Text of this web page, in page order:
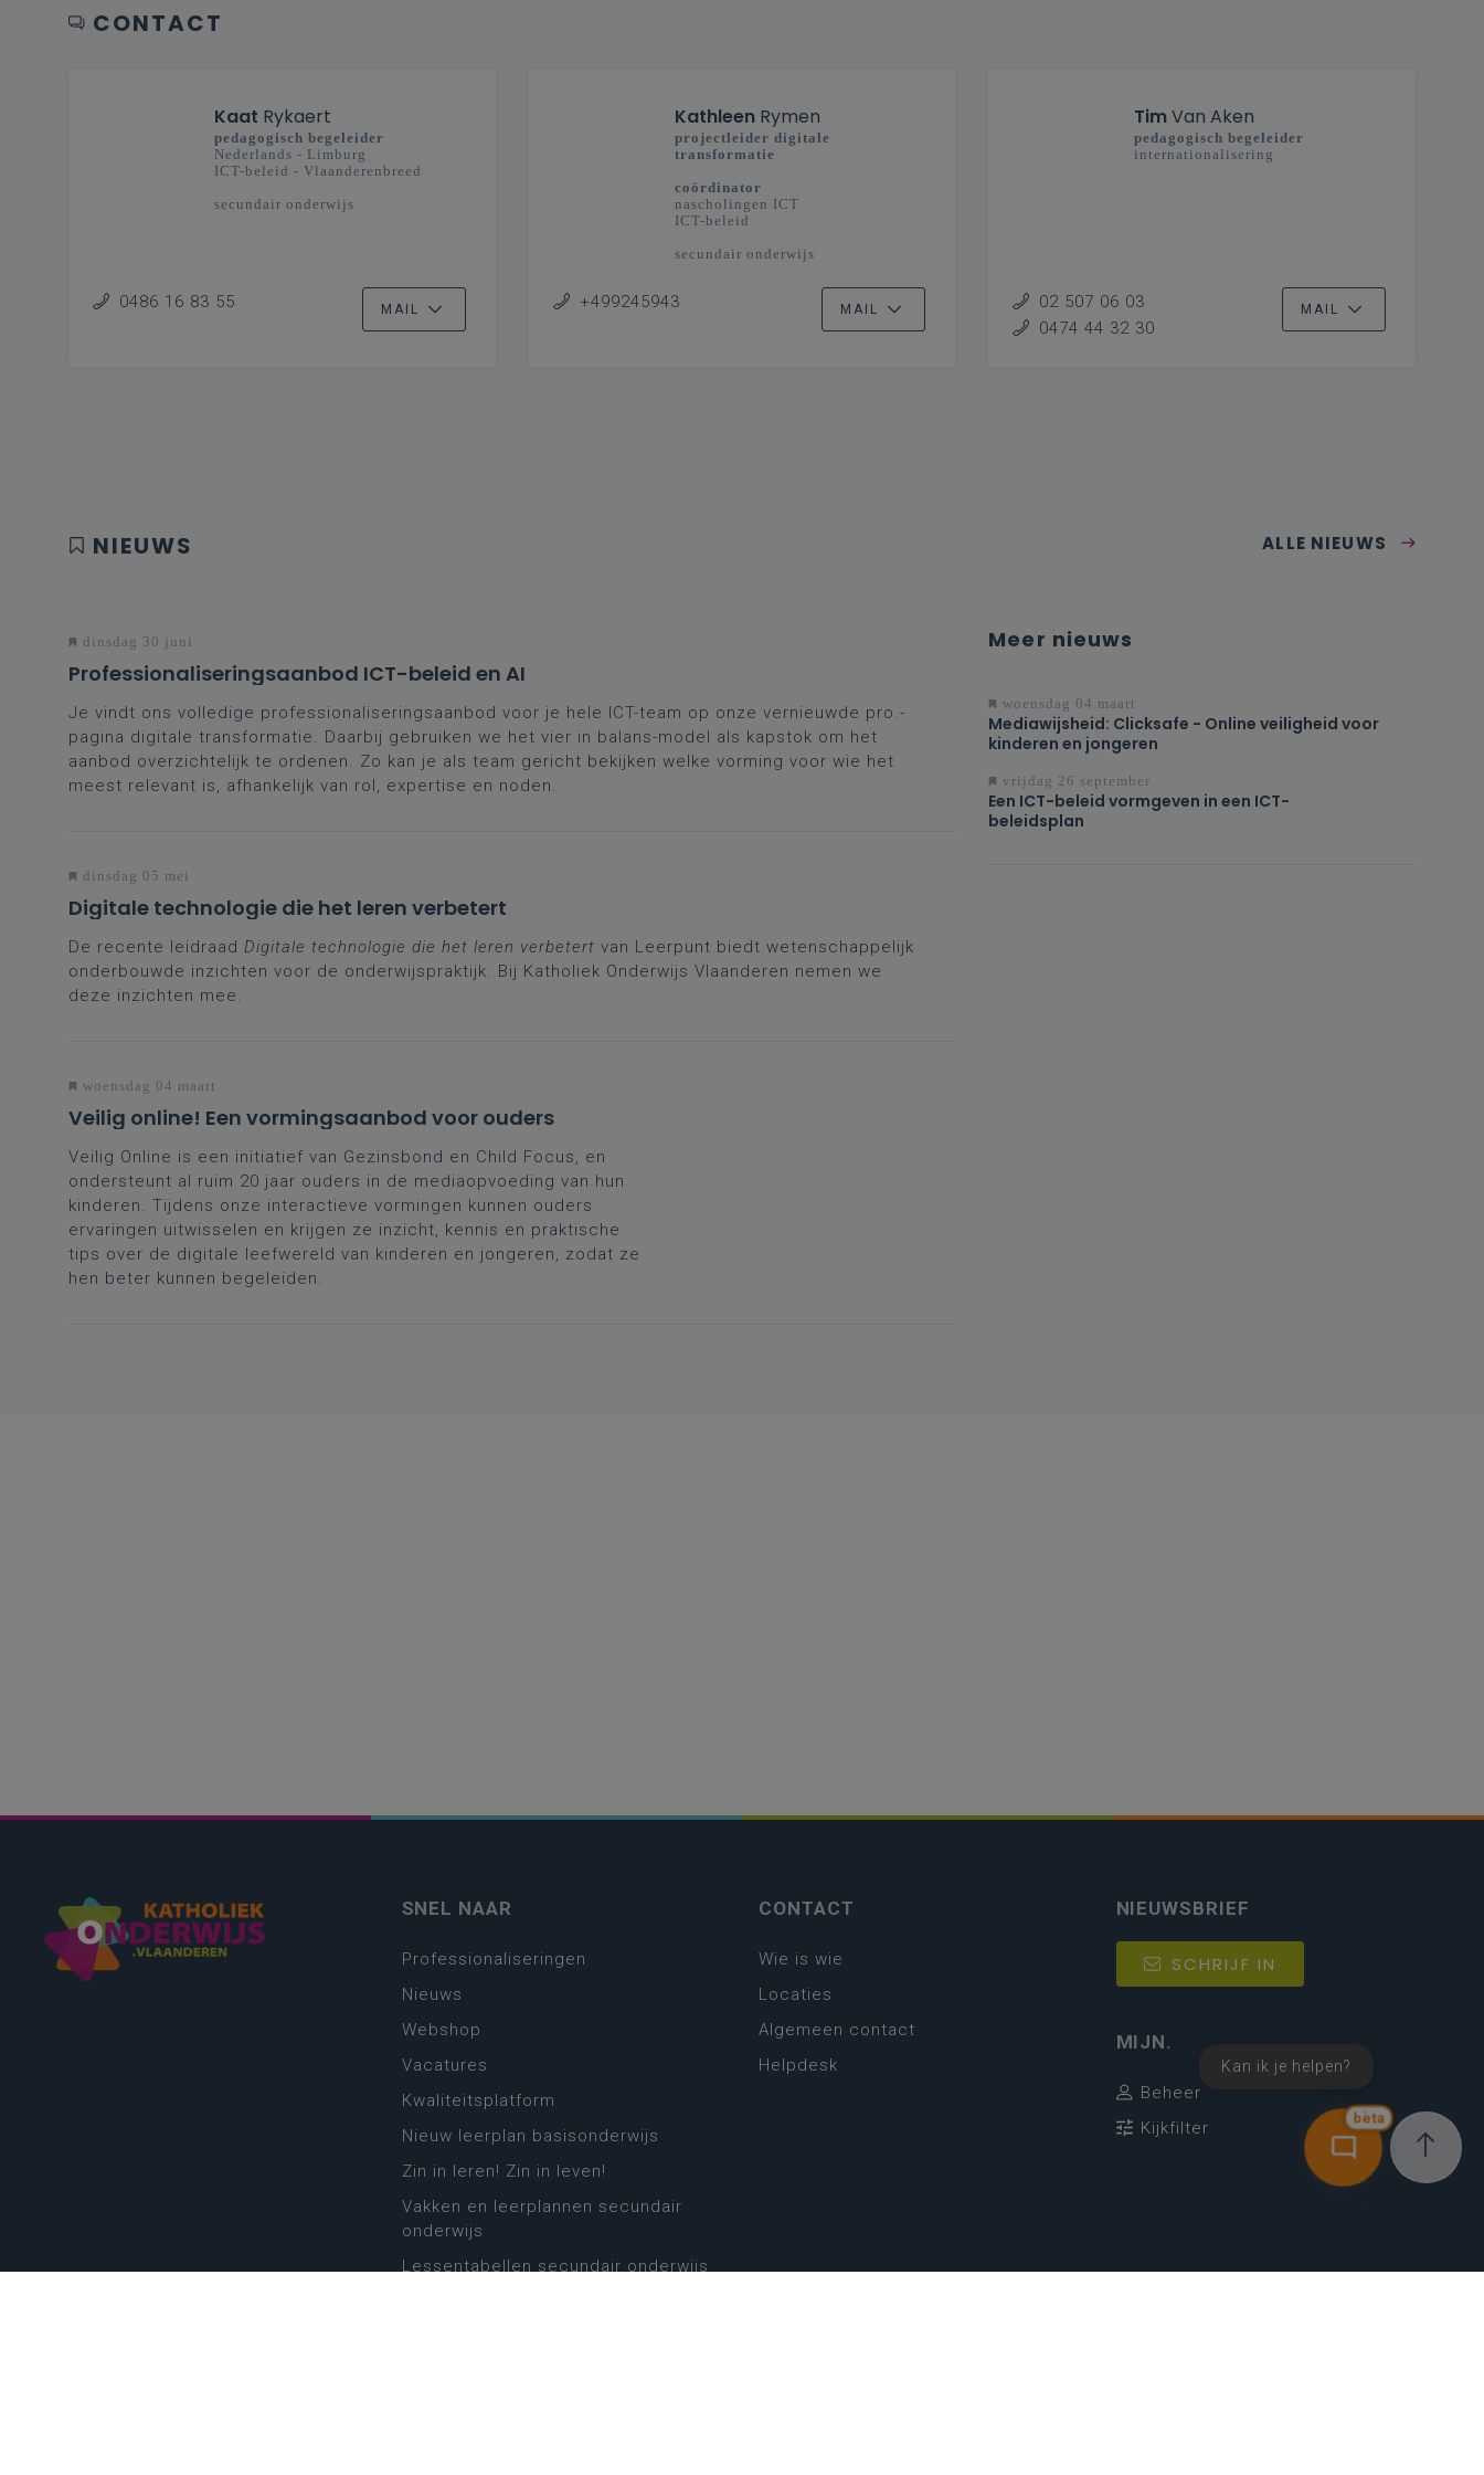
CONTACT
Kaat Rykaert
pedagogisch begeleider
Nederlands - Limburg
ICT-beleid - Vlaanderenbreed
secundair onderwijs
0486 16 83 55 MAIL
KathleenRymen
projectleider digitale
transformatie
coördinator
nascholingen ICT
ICT-beleid
secundair onderwijs
+499245943 MAIL
TimVan Aken
pedagogisch begeleider
internationalisering
02 507 06 03
0474 44 32 30
MAIL
NIEUWS ALLE NIEUWS
dinsdag 30 juni
Professionaliseringsaanbod ICT-beleid en AI
Je vindt ons volledige professionaliseringsaanbod voor je hele ICT-team op onze vernieuwde pro.-
pagina digitale transformatie. Daarbij gebruiken we het vier in balans-model als kapstok om het
aanbod overzichtelijk te ordenen. Zo kan je als team gericht bekijken welke vorming voor wie het
meest relevant is, afhankelijk van rol, expertise en noden.
dinsdag 05 mei
Digitale technologie die het leren verbetert
De recente leidraad Digitale technologie die het leren verbetert van Leerpunt biedt wetenschappelijk
onderbouwde inzichten voor de onderwijspraktijk. Bij Katholiek Onderwijs Vlaanderen nemen we
deze inzichten mee.
woensdag 04 maart
Veilig online! Een vormingsaanbod voor ouders
Veilig Online is een initiatief van Gezinsbond en Child Focus, en
ondersteunt al ruim 20 jaar ouders in de mediaopvoeding van hun
kinderen. Tijdens onze interactieve vormingen kunnen ouders
ervaringen uitwisselen en krijgen ze inzicht, kennis en praktische
tips over de digitale leefwereld van kinderen en jongeren, zodat ze
hen beter kunnen begeleiden.
Meer nieuws
woensdag 04 maart
Mediawijsheid: Clicksafe - Online veiligheid voor
kinderen en jongeren
vrijdag 26 september
Een ICT-beleid vormgeven in een ICT-
beleidsplan
bèta
Kan ik je helpen?
SNEL NAAR
Professionaliseringen
Nieuws
Webshop
Vacatures
Kwaliteitsplatform
Nieuw leerplan basisonderwijs
Zin in leren! Zin in leven!
Vakken en leerplannen secundair
onderwijs
Lessentabellen secundair onderwijs
CONTACT
Wie is wie
Locaties
Algemeen contact
Helpdesk
NIEUWSBRIEF
SCHRIJF IN
MIJN.
Beheer
Kijkfilter